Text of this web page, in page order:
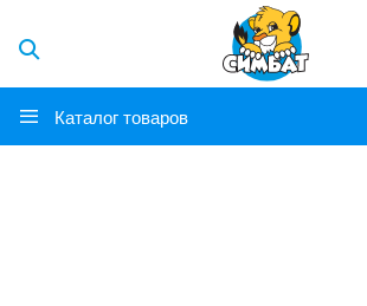
Каталог товаров